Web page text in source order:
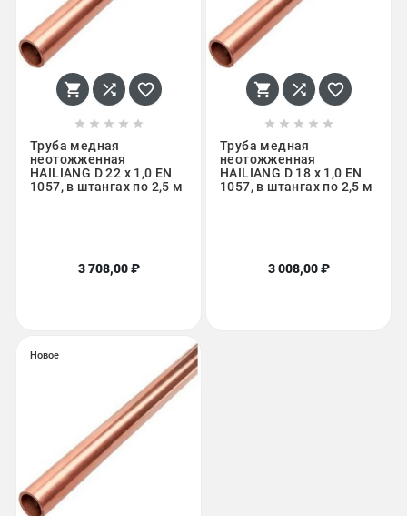
  
    
Труба медная
неотожженная
HAILIANG D 22 х 1,0 EN
1057, в штангах по 2,5 м
3 708,00 ₽
  
    
Труба медная
неотожженная
HAILIANG D 18 х 1,0 EN
1057, в штангах по 2,5 м
3 008,00 ₽
Новое